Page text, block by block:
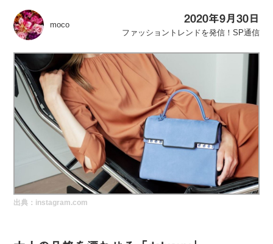
ファッショントレンドを発信！SP通信
BUYMAで人気のブランド
BUYMAの売れ筋商品
バイマの疑問に現役パーソナルショッパーが答えてみた
実録！海外ショップで買ってみた！
海外SHOP LIST
moco
2020年9月30日
ファッショントレンドを発信！SP通信
出典：instagram.com